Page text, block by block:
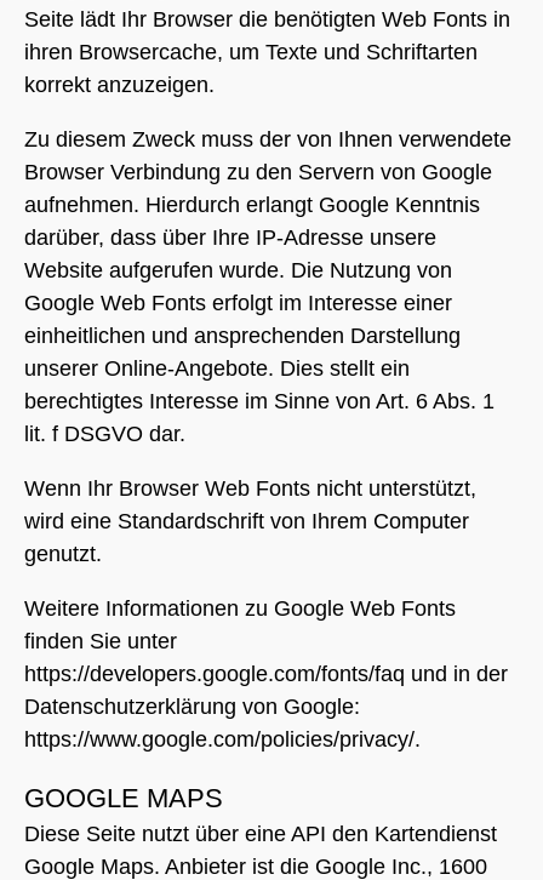
Seite lädt Ihr Browser die benötigten Web Fonts in
ihren Browsercache, um Texte und Schriftarten
korrekt anzuzeigen.
Zu diesem Zweck muss der von Ihnen verwendete
Browser Verbindung zu den Servern von Google
aufnehmen. Hierdurch erlangt Google Kenntnis
darüber, dass über Ihre IP-Adresse unsere
Website aufgerufen wurde. Die Nutzung von
Google Web Fonts erfolgt im Interesse einer
einheitlichen und ansprechenden Darstellung
unserer Online-Angebote. Dies stellt ein
berechtigtes Interesse im Sinne von Art. 6 Abs. 1
lit. f DSGVO dar.
Wenn Ihr Browser Web Fonts nicht unterstützt,
wird eine Standardschrift von Ihrem Computer
genutzt.
Weitere Informationen zu Google Web Fonts
finden Sie unter
https://developers.google.com/fonts/faq und in der
Datenschutzerklärung von Google:
https://www.google.com/policies/privacy/.
GOOGLE MAPS
Diese Seite nutzt über eine API den Kartendienst
Google Maps. Anbieter ist die Google Inc., 1600